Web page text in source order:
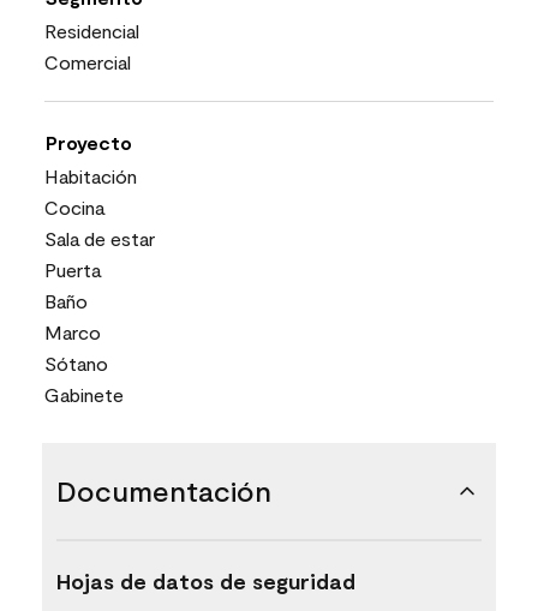
Residencial
Comercial
Proyecto
Habitación
Cocina
Sala de estar
Puerta
Baño
Marco
Sótano
Gabinete
Documentación
Hojas de datos de seguridad